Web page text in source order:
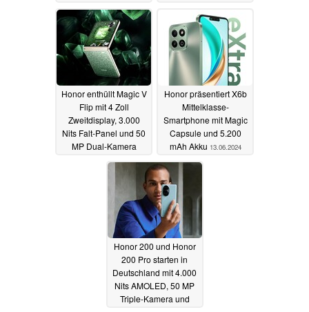
15.06.2024
Honor enthüllt Magic V
Flip mit 4 Zoll
Zweitdisplay, 3.000
Nits Falt-Panel und 50
MP Dual-Kamera
13.06.2024
Honor präsentiert X6b
Mittelklasse-
Smartphone mit Magic
Capsule und 5.200
mAh Akku 13.06.2024
Honor 200 und Honor
200 Pro starten in
Deutschland mit 4.000
Nits AMOLED, 50 MP
Triple-Kamera und